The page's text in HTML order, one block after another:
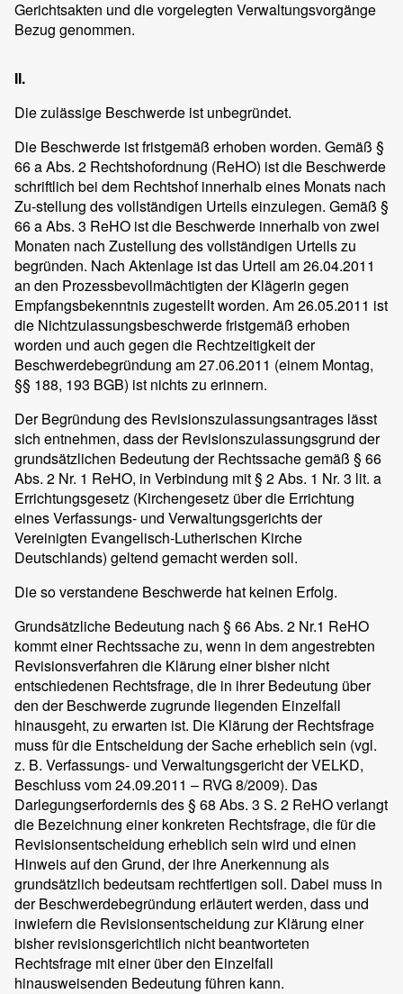
Gerichtsakten und die vorgelegten Verwaltungsvorgänge
Bezug genommen.
II.
Die zulässige Beschwerde ist unbegründet.
Die Beschwerde ist fristgemäß erhoben worden. Gemäß §
66 a Abs. 2 Rechtshofordnung (ReHO) ist die Beschwerde
schriftlich bei dem Rechtshof innerhalb eines Monats nach
Zu-stellung des vollständigen Urteils einzulegen. Gemäß §
66 a Abs. 3 ReHO ist die Beschwerde innerhalb von zwei
Monaten nach Zustellung des vollständigen Urteils zu
begründen. Nach Aktenlage ist das Urteil am 26.04.2011
an den Prozessbevollmächtigten der Klägerin gegen
Empfangsbekenntnis zugestellt worden. Am 26.05.2011 ist
die Nichtzulassungsbeschwerde fristgemäß erhoben
worden und auch gegen die Rechtzeitigkeit der
Beschwerdebegründung am 27.06.2011 (einem Montag,
§§ 188, 193 BGB) ist nichts zu erinnern.
Der Begründung des Revisionszulassungsantrages lässt
sich entnehmen, dass der Revisionszulassungsgrund der
grundsätzlichen Bedeutung der Rechtssache gemäß § 66
Abs. 2 Nr. 1 ReHO, in Verbindung mit § 2 Abs. 1 Nr. 3 lit. a
Errichtungsgesetz (Kirchengesetz über die Errichtung
eines Verfassungs- und Verwaltungsgerichts der
Vereinigten Evangelisch-Lutherischen Kirche
Deutschlands) geltend gemacht werden soll.
Die so verstandene Beschwerde hat keinen Erfolg.
Grundsätzliche Bedeutung nach § 66 Abs. 2 Nr.1 ReHO
kommt einer Rechtssache zu, wenn in dem angestrebten
Revisionsverfahren die Klärung einer bisher nicht
entschiedenen Rechtsfrage, die in ihrer Bedeutung über
den der Beschwerde zugrunde liegenden Einzelfall
hinausgeht, zu erwarten ist. Die Klärung der Rechtsfrage
muss für die Entscheidung der Sache erheblich sein (vgl.
z. B. Verfassungs- und Verwaltungsgericht der VELKD,
Beschluss vom 24.09.2011 – RVG 8/2009). Das
Darlegungserfordernis des § 68 Abs. 3 S. 2 ReHO verlangt
die Bezeichnung einer konkreten Rechtsfrage, die für die
Revisionsentscheidung erheblich sein wird und einen
Hinweis auf den Grund, der ihre Anerkennung als
grundsätzlich bedeutsam rechtfertigen soll. Dabei muss in
der Beschwerdebegründung erläutert werden, dass und
inwiefern die Revisionsentscheidung zur Klärung einer
bisher revisionsgerichtlich nicht beantworteten
Rechtsfrage mit einer über den Einzelfall
hinausweisenden Bedeutung führen kann.